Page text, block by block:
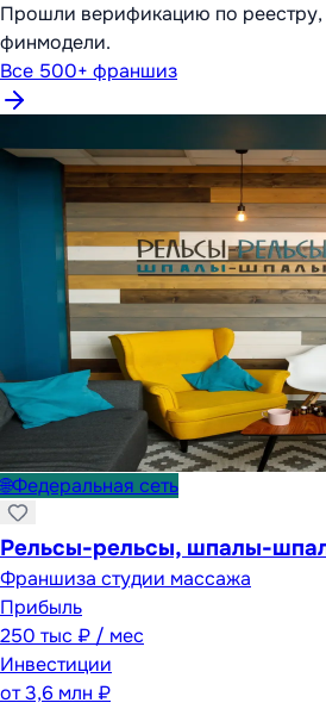
Прошли верификацию по реестру,
финмодели.
Все 500+ франшиз
🌐Федеральная сеть
Рельсы-рельсы, шпалы-
Франшиза студии массажа
Прибыль
250 тыс ₽ / мес
Инвестиции
от3,6 млн ₽